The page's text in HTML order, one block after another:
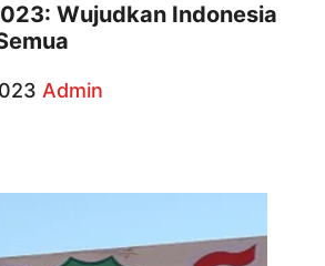
Wujudkan Indonesia
Admin